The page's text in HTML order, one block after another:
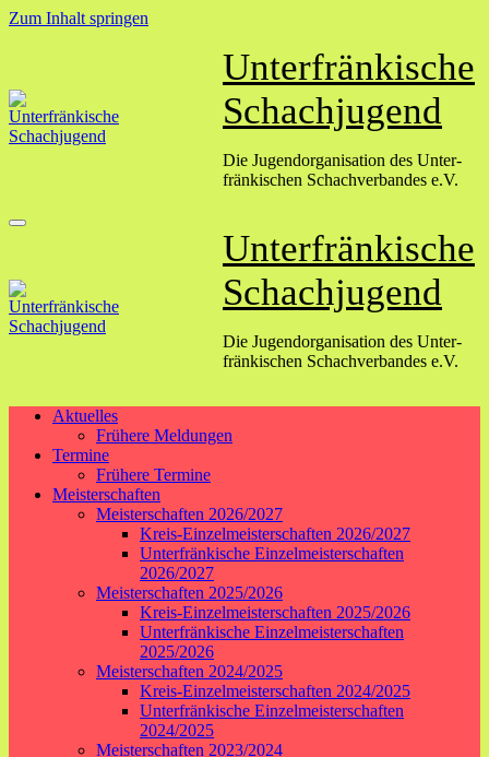
Zum Inhalt springen
Unterfränkische
Schachjugend
Die Jugend­organisation des Unter­
fränkischen Schach­verbandes e.V.
Unterfränkische
Schachjugend
Die Jugend­organisation des Unter­
fränkischen Schach­verbandes e.V.
Aktuelles
Frühere Meldungen
Termine
Frühere Termine
Meisterschaften
Meisterschaften 2026/2027
Kreis-Einzelmeisterschaften 2026/2027
Unterfränkische Einzelmeisterschaften
2026/2027
Meisterschaften 2025/2026
Kreis-Einzelmeisterschaften 2025/2026
Unterfränkische Einzelmeisterschaften
2025/2026
Meisterschaften 2024/2025
Kreis-Einzelmeisterschaften 2024/2025
Unterfränkische Einzelmeisterschaften
2024/2025
Meisterschaften 2023/2024